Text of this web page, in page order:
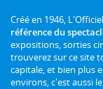
Créé en 1946,
référence du
expositions, sorties
trouverez sur ce site
capitale, et bien plus
environs, c'est aussi